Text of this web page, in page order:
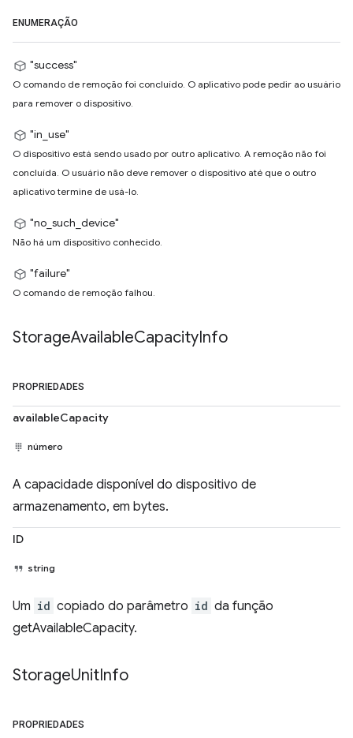
ENUMERAÇÃO
"success"
O comando de remoção foi concluído. O aplicativo pode pedir ao usuário
para remover o dispositivo.
"in_use"
O dispositivo está sendo usado por outro aplicativo. A remoção não foi
concluída. O usuário não deve remover o dispositivo até que o outro
aplicativo termine de usá-lo.
"no_such_device"
Não há um dispositivo conhecido.
"failure"
O comando de remoção falhou.
StorageAvailableCapacityInfo
PROPRIEDADES
availableCapacity
número
A capacidade disponível do dispositivo de
armazenamento, em bytes.
ID
string
Um id copiado do parâmetro id da função
getAvailableCapacity.
StorageUnitInfo
PROPRIEDADES